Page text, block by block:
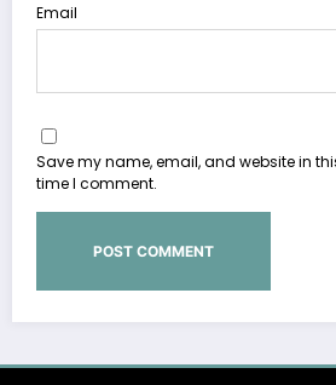
Email
Save my name, email, and website in
time I comment.